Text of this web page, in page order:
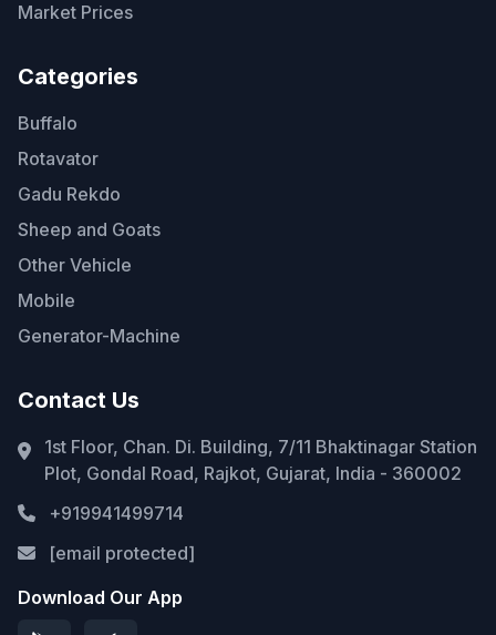
Market Prices
Categories
Buffalo
Rotavator
Gadu Rekdo
Sheep and Goats
Other Vehicle
Mobile
Generator-Machine
Contact Us
1st Floor, Chan. Di. Building, 7/11 Bhaktinagar Station
Plot, Gondal Road, Rajkot, Gujarat, India - 360002
+919941499714
[email protected]
Download Our App